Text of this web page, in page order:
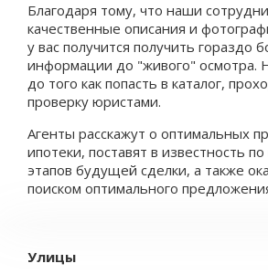
Благодаря тому, что наши
качественные описания и
у вас получится получить гораздо
информации до "живого" осмотра.
до того как попасть в каталог,
проверку юристами.
Агенты расскажут о оптимальных
ипотеки, поставят в известность
этапов будущей сделки, а также
поиском оптимального
Улицы